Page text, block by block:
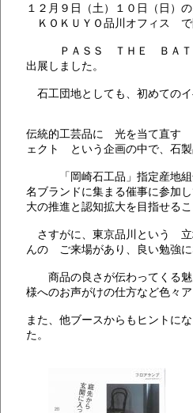
１２月９日（土）１０日（日）
ＫＯＫＵＹＯ品川オフィス で
ＰＡＳＳ ＴＨＥ ＢＡＴ
出展しました。
石工団地としても、初めてのイ
伝統的工芸品に 光を当て直す
ェクト という企画の中で、石製
「岡崎石工品」指定産地組
名ブランドに集まる催事に参加
大の推進と認知拡大を目指せるこ
さすがに、東京品川という 立
んの ご来場があり、良い勉強に
商品の良さが伝わってくる魅
様へのお声がけの仕方など色々
また、他ブースからもヒントに
た。